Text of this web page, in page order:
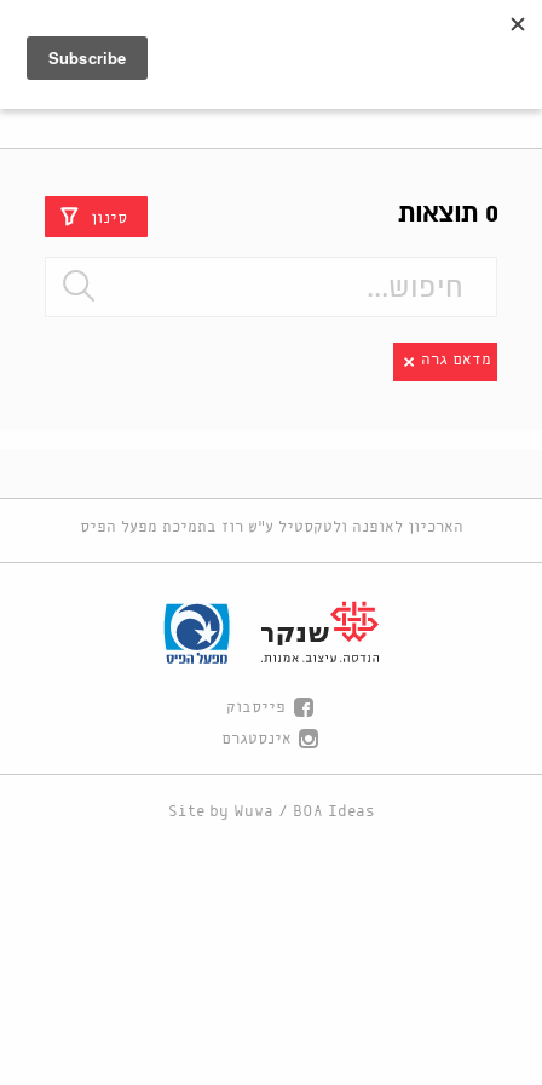
0 תוצאות סינון
מדאם גרה
הארכיון לאופנה ולטקסטיל ע"ש רוז בתמיכת מפעל הפיס
פייסבוק
אינסטגרם
Site by Wuwa / BOA Ideas